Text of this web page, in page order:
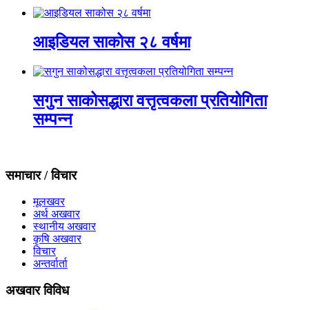
आइडियल साकोस २८ वर्षमा
सगुन साकोसद्धारा वत्तृत्वकला प्रतियोगिता
सम्पन्न
समाचार / विचार
मूलखवर
अर्थ अखवार
स्थानीय अखवार
कृषि अखवार
विचार
अन्तर्वार्ता
अखवार विविध